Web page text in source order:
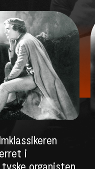
i
organisten